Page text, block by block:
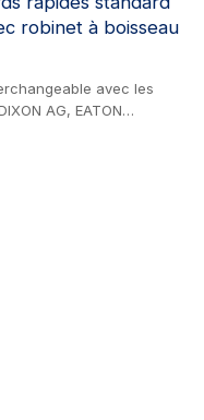
robinet à boisseau
avec les
AG, EATON